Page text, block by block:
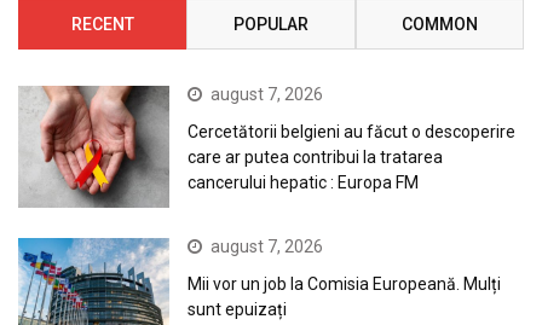
RECENT POPULAR COMMON
august 7, 2026
Cercetătorii belgieni au făcut o descoperire
care ar putea contribui la tratarea
cancerului hepatic : Europa FM
august 7, 2026
Mii vor un job la Comisia Europeană. Mulți
sunt epuizați